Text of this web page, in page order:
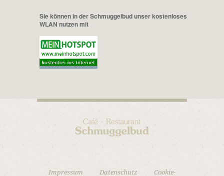
Sie können in der Schmuggelbud unser kostenloses
WLAN nutzen mit
Impressum Datenschutz Cookie-